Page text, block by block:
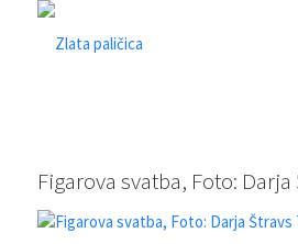
Figarova svatba, Foto: Darja